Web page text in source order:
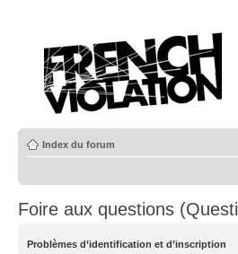
Index du forum
Foire aux questions
Problèmes d’identification et d’inscription